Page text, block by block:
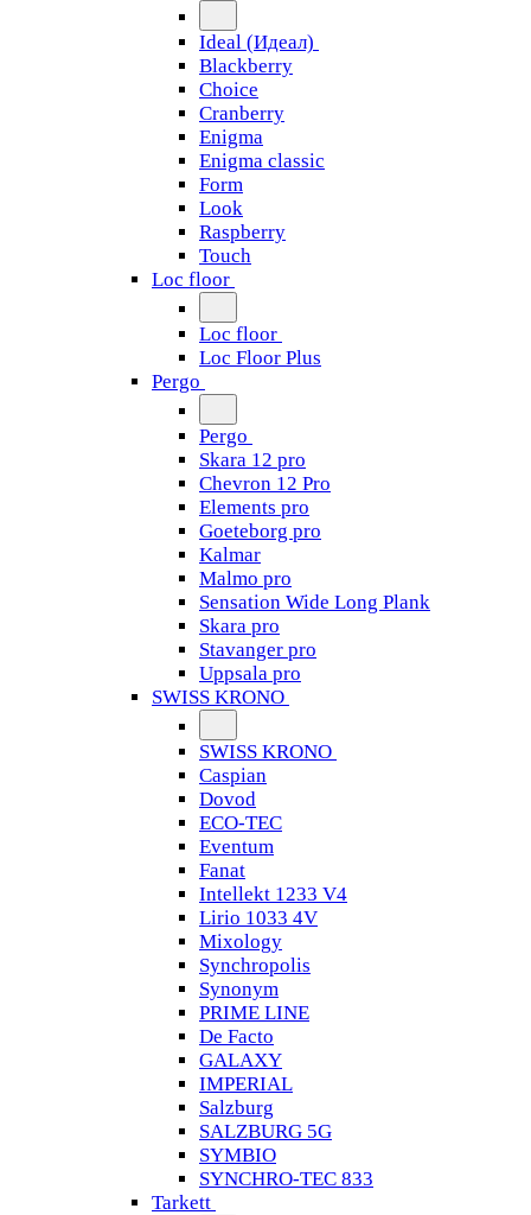
Ideal (Идеал)
Blackberry
Choice
Cranberry
Enigma
Enigma classic
Form
Look
Raspberry
Touch
Loc floor
Loc floor
Loc Floor Plus
Pergo
Pergo
Skara 12 pro
Chevron 12 Pro
Elements pro
Goeteborg pro
Kalmar
Malmo pro
Sensation Wide Long Plank
Skara pro
Stavanger pro
Uppsala pro
SWISS KRONO
SWISS KRONO
Caspian
Dovod
ECO-TEC
Eventum
Fanat
Intellekt 1233 V4
Lirio 1033 4V
Mixology
Synchropolis
Synonym
PRIME LINE
De Facto
GALAXY
IMPERIAL
Salzburg
SALZBURG 5G
SYMBIO
SYNCHRO-TEC 833
Tarkett